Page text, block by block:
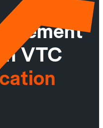
VTC